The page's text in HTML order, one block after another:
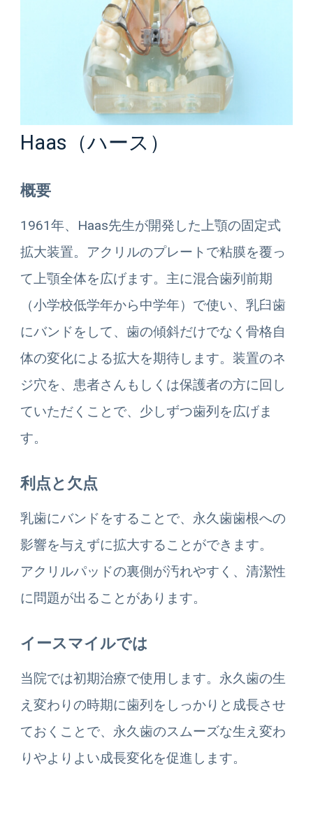
Haas（ハース）
概要
1961年、Haas先生が開発した上顎の固定式
拡大装置。アクリルのプレートで粘膜を覆っ
て上顎全体を広げます。主に混合歯列前期
（小学校低学年から中学年）で使い、乳臼歯
にバンドをして、歯の傾斜だけでなく骨格自
体の変化による拡大を期待します。装置のネ
ジ穴を、患者さんもしくは保護者の方に回し
ていただくことで、少しずつ歯列を広げま
す。
利点と欠点
乳歯にバンドをすることで、永久歯歯根への
影響を与えずに拡大することができます。
アクリルパッドの裏側が汚れやすく、清潔性
に問題が出ることがあります。
イースマイルでは
当院では初期治療で使用します。永久歯の生
え変わりの時期に歯列をしっかりと成長させ
ておくことで、永久歯のスムーズな生え変わ
りやよりよい成長変化を促進します。